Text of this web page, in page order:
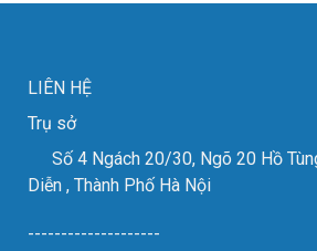
LIÊN HỆ
Trụ sở
Số 4 Ngách 20/30, Ngõ 20 Hồ
Diễn , Thành Phố Hà Nội
--------------------